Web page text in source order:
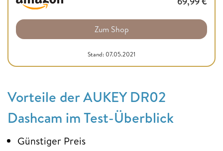
Zum Shop
Stand: 07.05.2021
Vorteile der AUKEY DR02
Dashcam im Test-Überblick
Günstiger Preis